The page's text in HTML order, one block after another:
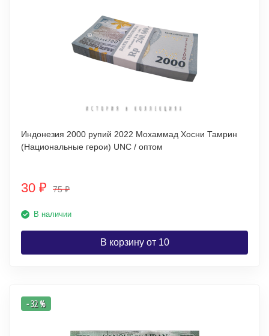
Индонезия 2000 рупий 2022 Мохаммад Хосни Тамрин
(Национальные герои) UNC / оптом
30 ₽ 75₽
В наличии
В корзину от 10
- 32 %